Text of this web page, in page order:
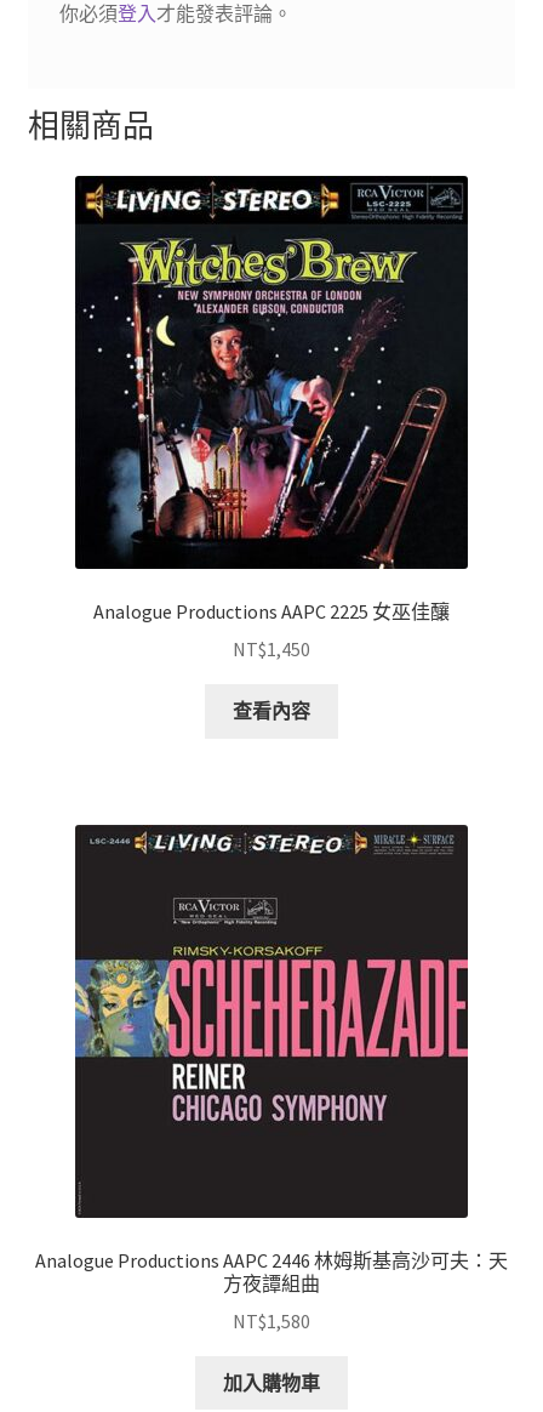
你必須登入才能發表評論。
相關商品
Analogue Productions AAPC 2225 女巫佳釀
NT$1,450
查看內容
Analogue Productions AAPC 2446 林姆斯基高沙可夫：天
方夜譚組曲
NT$1,580
加入購物車